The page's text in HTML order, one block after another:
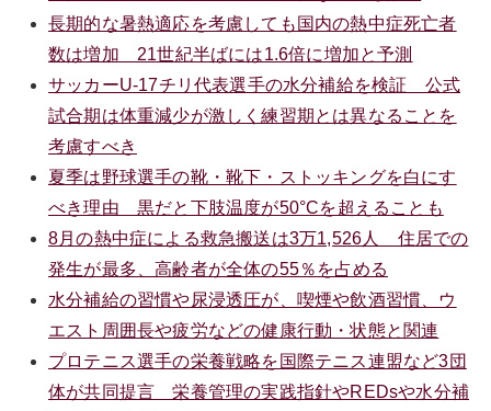
長期的な暑熱適応を考慮しても国内の熱中症死亡者
数は増加 21世紀半ばには1.6倍に増加と予測
サッカーU-17チリ代表選手の水分補給を検証 公式
試合期は体重減少が激しく練習期とは異なることを
考慮すべき
夏季は野球選手の靴・靴下・ストッキングを白にす
べき理由 黒だと下肢温度が50°Cを超えることも
8月の熱中症による救急搬送は3万1,526人 住居での
発生が最多、高齢者が全体の55％を占める
水分補給の習慣や尿浸透圧が、喫煙や飲酒習慣、ウ
エスト周囲長や疲労などの健康行動・状態と関連
プロテニス選手の栄養戦略を国際テニス連盟など3団
体が共同提言 栄養管理の実践指針やREDsや水分補